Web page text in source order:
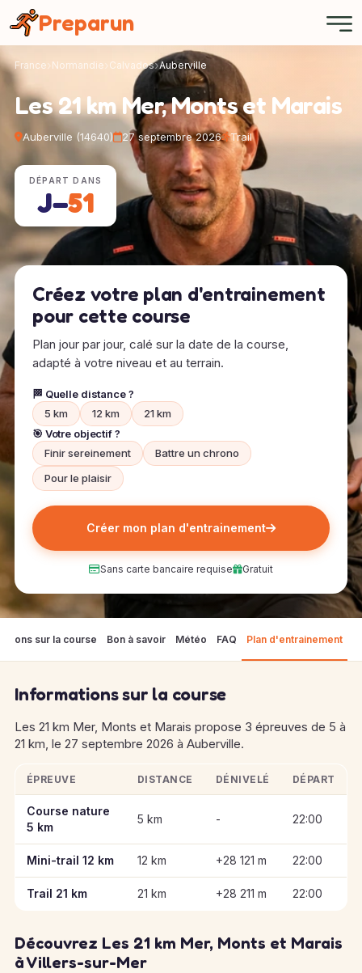
Preparun
France Normandie Calvados Auberville
Les 21 km Mer, Monts et Marais
Auberville (14640) 27 septembre 2026 Trail
DÉPART DANS
J−51
Créez votre plan d'entrainement
pour cette course
Plan jour par jour, calé sur la date de la course,
adapté à votre niveau et au terrain.
🏁 Quelle distance ?
5 km
12 km
21 km
🎯 Votre objectif ?
Finir sereinement
Battre un chrono
Pour le plaisir
Créer mon plan d'entrainement
Sans carte bancaire requise Gratuit
sur la course Bon à savoir Météo FAQ Plan d'entrainement
Informations sur la course
Les 21 km Mer, Monts et Marais propose 3 épreuves de 5 à
21 km, le 27 septembre 2026 à Auberville.
Informations clés des épreuves de Les 21 km Mer, Monts et
ÉPREUVE DISTANCE DÉNIVELÉ DÉPART
Course nature
5 km
5 km - 22:00
Mini-trail 12 km 12 km +28 121 m 22:00
Trail 21 km 21 km +28 211 m 22:00
Découvrez Les 21 km Mer, Monts et Marais
à Villers-sur-Mer
Panneau de gestion des cookies